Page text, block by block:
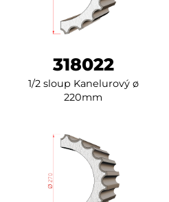
318022
1/2 sloup Kanelurový ø
220mm